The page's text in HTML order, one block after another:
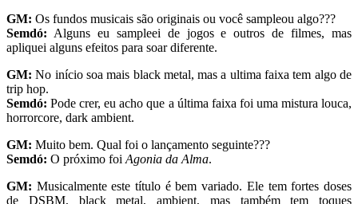
GM: Os fundos musicais são originais ou você sampleou algo???
Semdó: Alguns eu sampleei de jogos e outros de filmes, mas
apliquei alguns efeitos para soar diferente.
GM: No início soa mais black metal, mas a ultima faixa tem algo de
trip hop.
Semdó: Pode crer, eu acho que a última faixa foi uma mistura louca,
horrorcore, dark ambient.
GM: Muito bem. Qual foi o lançamento seguinte???
Semdó: O próximo foi Agonia da Alma.
GM: Musicalmente este título é bem variado. Ele tem fortes doses
de DSBM, black metal, ambient, mas também tem toques